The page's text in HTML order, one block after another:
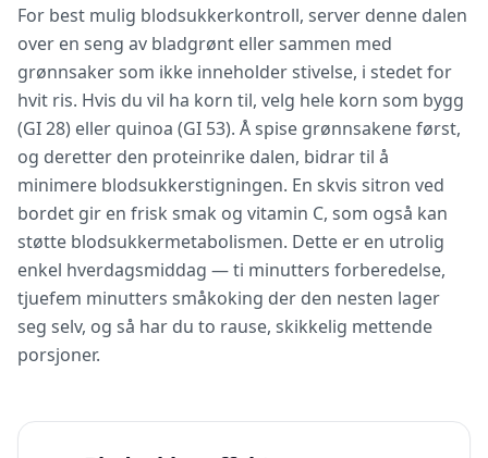
For best mulig blodsukkerkontroll, server denne dalen
over en seng av bladgrønt eller sammen med
grønnsaker som ikke inneholder stivelse, i stedet for
hvit ris. Hvis du vil ha korn til, velg hele korn som bygg
(GI 28) eller quinoa (GI 53). Å spise grønnsakene først,
og deretter den proteinrike dalen, bidrar til å
minimere blodsukkerstigningen. En skvis sitron ved
bordet gir en frisk smak og vitamin C, som også kan
støtte blodsukkermetabolismen. Dette er en utrolig
enkel hverdagsmiddag — ti minutters forberedelse,
tjuefem minutters småkoking der den nesten lager
seg selv, og så har du to rause, skikkelig mettende
porsjoner.